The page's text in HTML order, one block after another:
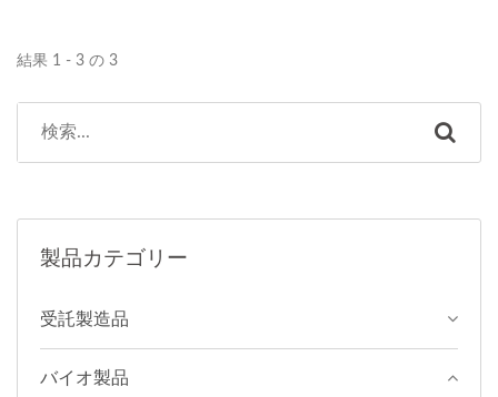
結果 1 - 3 の 3
製品カテゴリー
受託製造品
バイオ製品